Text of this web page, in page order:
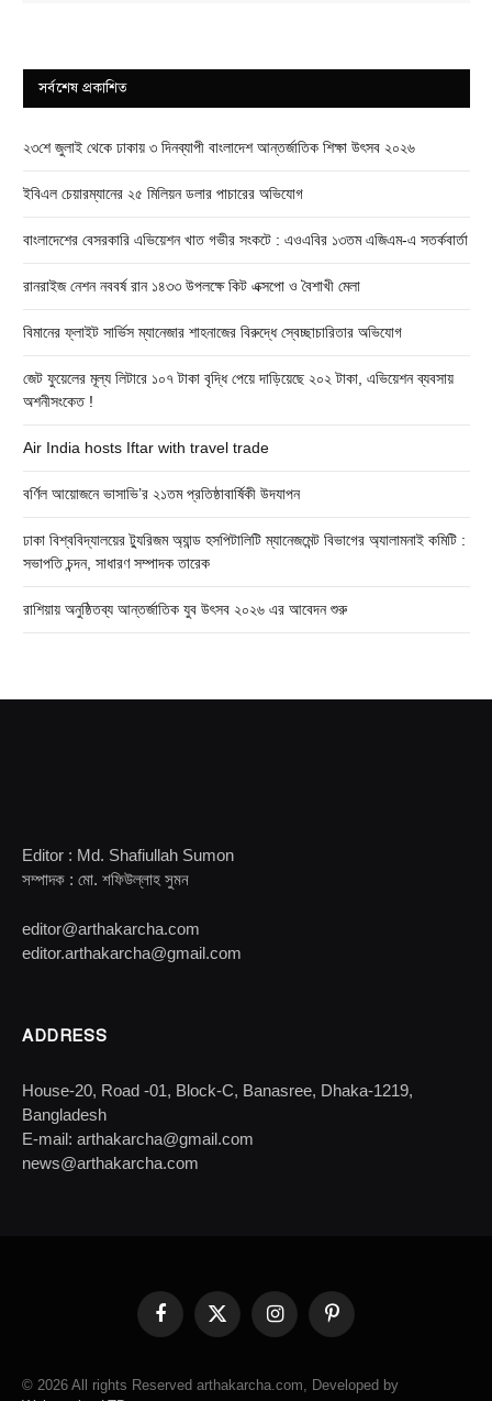
সর্বশেষ প্রকাশিত
২৩শে জুলাই থেকে ঢাকায় ৩ দিনব্যাপী বাংলাদেশ আন্তর্জাতিক শিক্ষা উৎসব ২০২৬
ইবিএল চেয়ারম্যানের ২৫ মিলিয়ন ডলার পাচারের অভিযোগ
বাংলাদেশের বেসরকারি এভিয়েশন খাত গভীর সংকটে : এওএবির ১৩তম এজিএম-এ সতর্কবার্তা
রানরাইজ নেশন নববর্ষ রান ১৪৩৩ উপলক্ষে কিট এক্সপো ও বৈশাখী মেলা
বিমানের ফ্লাইট সার্ভিস ম্যানেজার শাহনাজের বিরুদ্ধে স্বেচ্ছাচারিতার অভিযোগ
জেট ফুয়েলের মূল্য লিটারে ১০৭ টাকা বৃদ্ধি পেয়ে দাড়িয়েছে ২০২ টাকা, এভিয়েশন ব্যবসায়
অশনীসংকেত !
Air India hosts Iftar with travel trade
বর্ণিল আয়োজনে ভাসাভি’র ২১তম প্রতিষ্ঠাবার্ষিকী উদযাপন
ঢাকা বিশ্ববিদ্যালয়ের ট্যুরিজম অ্যান্ড হসপিটালিটি ম্যানেজমেন্ট বিভাগের অ্যালামনাই কমিটি :
সভাপতি চন্দন, সাধারণ সম্পাদক তারেক
রাশিয়ায় অনুষ্ঠিতব্য আন্তর্জাতিক যুব উৎসব ২০২৬ এর আবেদন শুরু
Editor : Md. Shafiullah Sumon
সম্পাদক : মো. শফিউল্লাহ সুমন
editor@arthakarcha.com
editor.arthakarcha@gmail.com
ADDRESS
House-20, Road -01, Block-C, Banasree, Dhaka-1219,
Bangladesh
E-mail: arthakarcha@gmail.com
news@arthakarcha.com
FacebookX
InstagramPinterest
© 2026 All rights Reserved arthakarcha.com, Developed by